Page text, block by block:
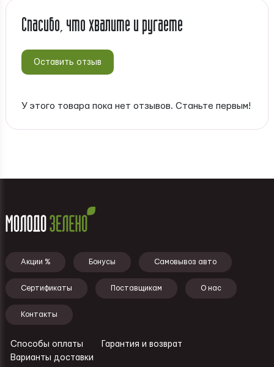
Спасибо, что хвалите и ругаете
Оставить отзыв
У этого товара пока нет отзывов. Станьте первым!
Подвал - меню
Акции % Бонусы Самовывоз авто
Сертификаты Поставщикам О нас
Контакты
Ссылки - подвал
Способы оплаты
Гарантия и возврат
Варианты доставки